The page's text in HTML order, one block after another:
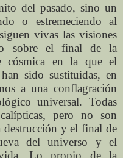
del pasado, sino un
o estremeciendo al
vivas las visiones
sobre el final de la
cósmica en la que el
sido sustituidas, en
a una conflagración
universal. Todas
pero no son
destrucción y el final de
del universo y el
Lo propio de la